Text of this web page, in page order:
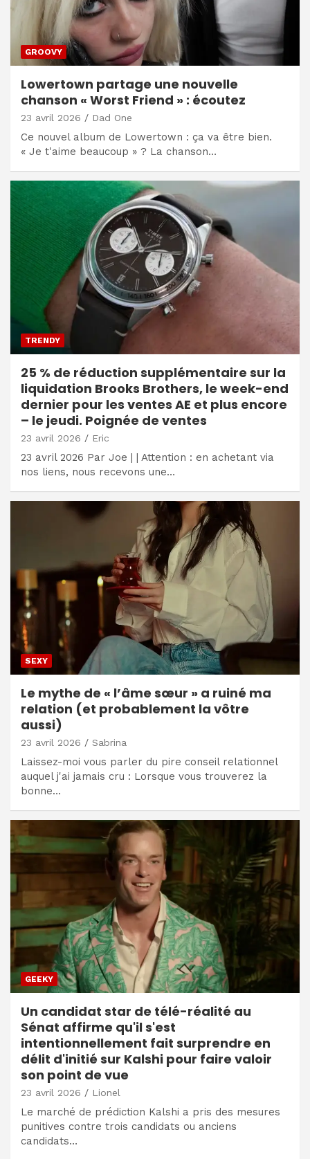
GROOVY
Lowertown partage une nouvelle
chanson « Worst Friend » : écoutez
23 avril 2026 Dad One
Ce nouvel album de Lowertown : ça va être bien.
« Je t'aime beaucoup » ? La chanson…
TRENDY
25 % de réduction supplémentaire sur la
liquidation Brooks Brothers, le week-end
dernier pour les ventes AE et plus encore
– le jeudi. Poignée de ventes
23 avril 2026 Eric
23 avril 2026 Par Joe | | Attention : en achetant via
nos liens, nous recevons une…
SEXY
Le mythe de « l’âme sœur » a ruiné ma
relation (et probablement la vôtre
aussi)
23 avril 2026 Sabrina
Laissez-moi vous parler du pire conseil relationnel
auquel j'ai jamais cru : Lorsque vous trouverez la
bonne…
GEEKY
Un candidat star de télé-réalité au
Sénat affirme qu'il s'est
intentionnellement fait surprendre en
délit d'initié sur Kalshi pour faire valoir
son point de vue
23 avril 2026 Lionel
Le marché de prédiction Kalshi a pris des mesures
punitives contre trois candidats ou anciens
candidats…